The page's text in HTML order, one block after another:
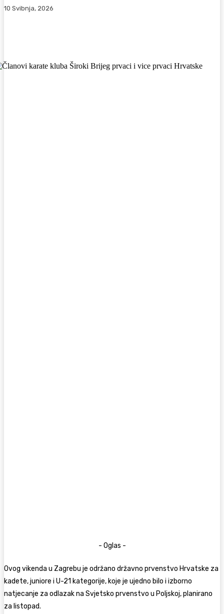
10 Svibnja, 2026
- Oglas -
Ovog vikenda u Zagrebu je održano državno prvenstvo Hrvatske za
kadete, juniore i U-21 kategorije, koje je ujedno bilo i izborno
natjecanje za odlazak na Svjetsko prvenstvo u Poljskoj, planirano
za listopad.